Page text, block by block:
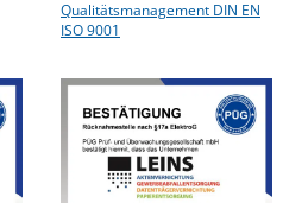
Qualitätsmanagement DIN EN
ISO 9001